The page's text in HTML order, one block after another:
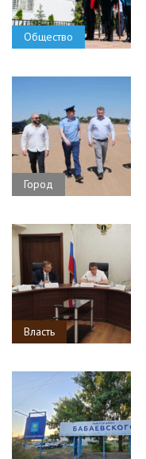
Общество
Город
Власть